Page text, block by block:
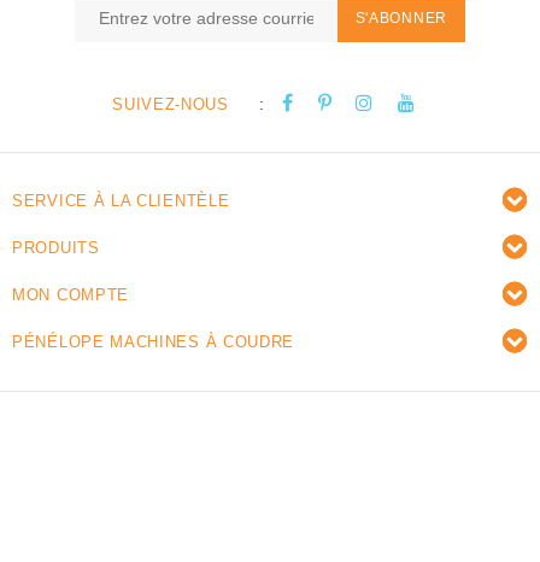
S'ABONNER
SUIVEZ-NOUS :
SERVICE À LA CLIENTÈLE
PRODUITS
MON COMPTE
PÉNÉLOPE MACHINES À COUDRE